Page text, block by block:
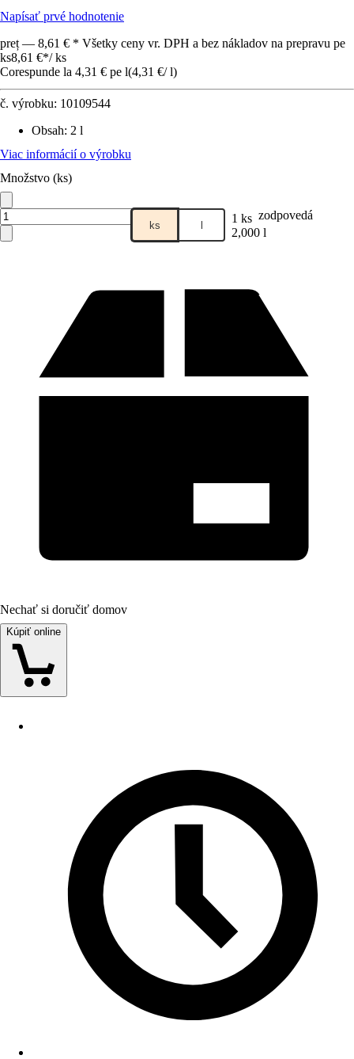
Napísať prvé hodnotenie
preț — 8,61 € * Všetky ceny vr. DPH a bez nákladov na prepravu pe
ks8,61 €*/ ks
Corespunde la 4,31 € pe l(4,31 €/ l)
č. výrobku: 10109544
Obsah: 2 l
Viac informácií o výrobku
Množstvo (ks)
ks l 1 ks zodpovedá
2,000 l
Nechať si doručiť domov
Kúpiť online